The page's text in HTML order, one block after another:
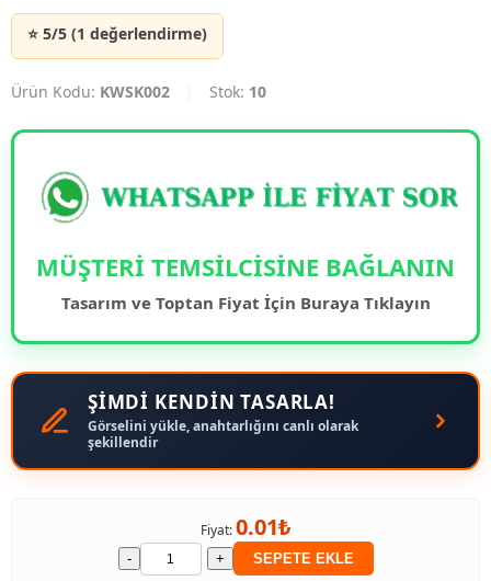
⭐ 5/5 (1 değerlendirme)
Ürün Kodu: KWSK002 Stok: 10
MÜŞTERİ TEMSİLCİSİNE BAĞLANIN
Tasarım ve Toptan Fiyat İçin Buraya Tıklayın
ŞİMDİ KENDİN TASARLA!
Görselini yükle, anahtarlığını canlı olarak
şekillendir
Fiyat:0.01₺
- + SEPETE EKLE